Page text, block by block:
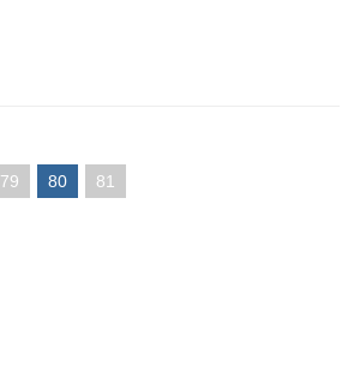
79 80 81